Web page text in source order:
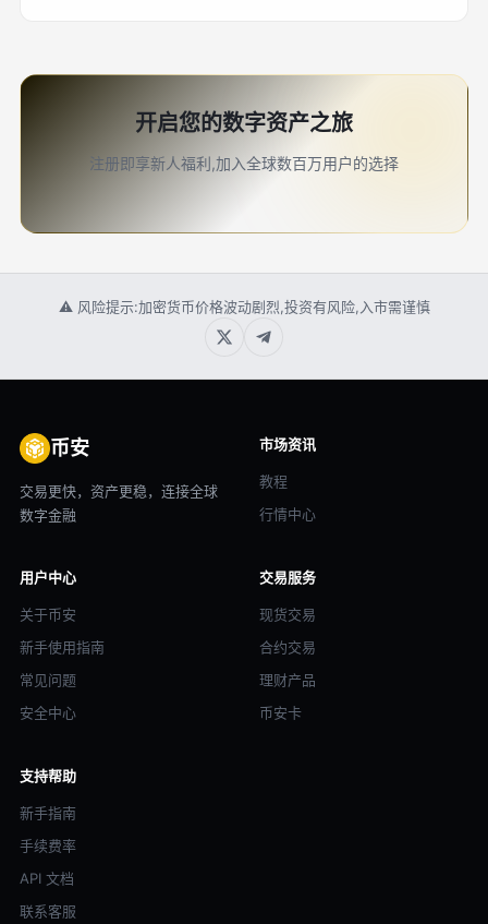
开启您的数字资产之旅
注册即享新人福利,加入全球数百万用户的选择
⚠ 风险提示:加密货币价格波动剧烈,投资有风险,入市需谨慎
币安
交易更快，资产更稳，连接全球
数字金融
市场资讯
教程
行情中心
用户中心
关于币安
新手使用指南
常见问题
安全中心
交易服务
现货交易
合约交易
理财产品
币安卡
支持帮助
新手指南
手续费率
API 文档
联系客服